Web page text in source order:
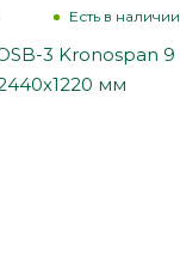
Есть в наличии